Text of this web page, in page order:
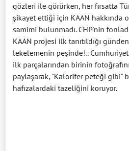
gözleri ile görürken, her fırsatta
şikayet ettiği için KAAN hakkında
samimi bulunmadı. CHP'nin
KAAN projesi ilk tanıtıldığı
lekelemenin peşinde!..
ilk parçalarından birinin
paylaşarak, "Kalorifer peteği gibi"
hafızalardaki tazeliğini koruyor.